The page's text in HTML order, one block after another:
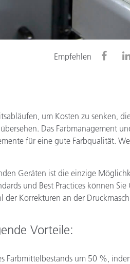
Empfehlen
um Kosten zu senken,
Das Farbmanagement
für eine gute Farbqualität.
Geräten ist die einzige
und Best Practices können
der Korrekturen an der
Vorteile:
Farbmittelbestands um 50 %,